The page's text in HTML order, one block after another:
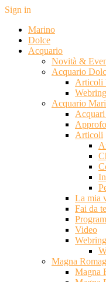
Sign in
Marino
Dolce
Acquario
Novità &
Acquario
Articoli
Acquario
Articoli
La mia
Fai da te
Video
Magna
Magna